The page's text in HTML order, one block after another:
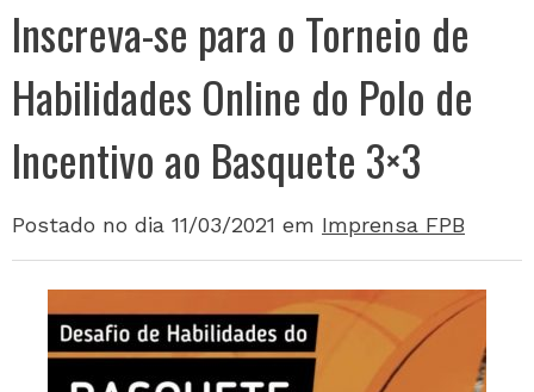
Inscreva-se para o Torneio de
Habilidades Online do Polo de
Incentivo ao Basquete 3×3
Postado no dia 11/03/2021 em Imprensa FPB